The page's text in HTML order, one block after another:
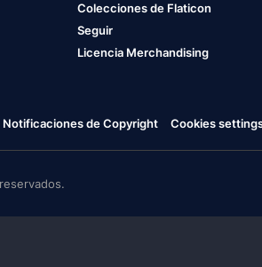
Colecciones de Flaticon
Seguir
Licencia Merchandising
Notificaciones de Copyright Cookies